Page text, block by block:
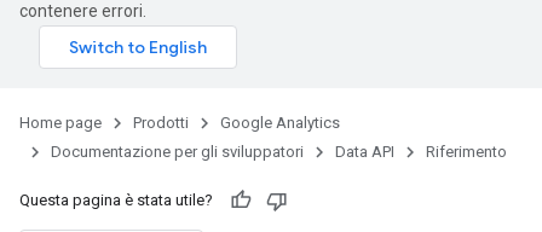
contenere errori.
Home page Prodotti
Google Analytics
Documentazione per gli sviluppatori
Data API Riferimento
Questa pagina è stata utile?